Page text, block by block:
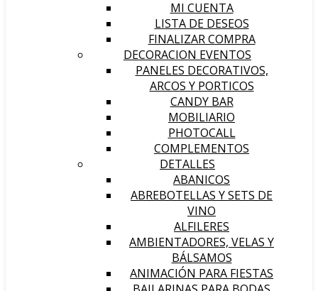
MI CUENTA
LISTA DE DESEOS
FINALIZAR COMPRA
DECORACION EVENTOS
PANELES DECORATIVOS,
ARCOS Y PORTICOS
CANDY BAR
MOBILIARIO
PHOTOCALL
COMPLEMENTOS
DETALLES
ABANICOS
ABREBOTELLAS Y SETS DE
VINO
ALFILERES
AMBIENTADORES, VELAS Y
BÁLSAMOS
ANIMACIÓN PARA FIESTAS